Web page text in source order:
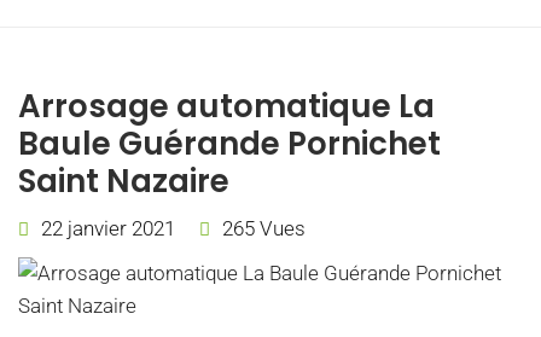
Arrosage automatique La
Baule Guérande Pornichet
Saint Nazaire
22 janvier 2021 265 Vues